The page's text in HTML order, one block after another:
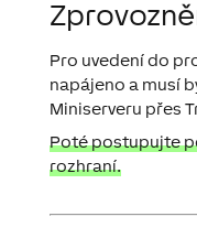
Pro uvedení do
napájeno a musí
Miniserveru přes
Poté postupujte
rozhraní.